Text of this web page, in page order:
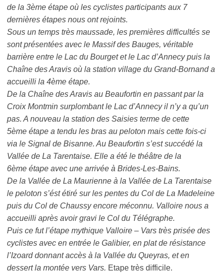
de la 3ème étape où les cyclistes participants aux 7
dernières étapes nous ont rejoints.
Sous un temps très maussade, les premières difficultés se
sont présentées avec le Massif des Bauges, véritable
barrière entre le Lac du Bourget et le Lac d’Annecy puis la
Chaîne des Aravis où la station village du Grand-Bornand a
accueilli la 4ème étape.
De la Chaîne des Aravis au Beaufortin en passant par la
Croix Montmin surplombant le Lac d’Annecy il n’y a qu’un
pas. A nouveau la station des Saisies terme de cette
5ème étape a tendu les bras au peloton mais cette fois-ci
via le Signal de Bisanne. Au Beaufortin s’est succédé la
Vallée de La Tarentaise. Elle a été le théâtre de la
6ème étape avec une arrivée à Brides-Les-Bains.
De la Vallée de La Maurienne à la Vallée de La Tarentaise
le peloton s’ést étiré sur les pentes du Col de La Madeleine
puis du Col de Chaussy encore méconnu. Valloire nous a
accueilli après avoir gravi le Col du Télégraphe.
Puis ce fut l’étape mythique Valloire – Vars très prisée des
cyclistes avec en entrée le Galibier, en plat de résistance
l’Izoard donnant accès à la Vallée du Queyras, et en
dessert la montée vers Vars. Etape très difficile.